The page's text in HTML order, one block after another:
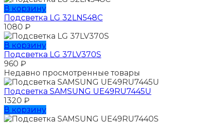
В корзину
Подсветка LG 32LN548C
1080 ₽
В корзину
Подсветка LG 37LV370S
960 ₽
Недавно просмотренные товары
Подсветка SAMSUNG UЕ49RU7445U
1320 ₽
В корзину